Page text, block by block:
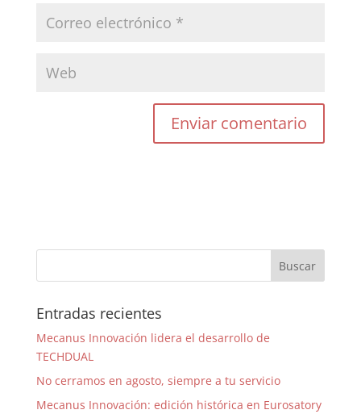
Entradas recientes
Mecanus Innovación lidera el desarrollo de
TECHDUAL
No cerramos en agosto, siempre a tu servicio
Mecanus Innovación: edición histórica en Eurosatory